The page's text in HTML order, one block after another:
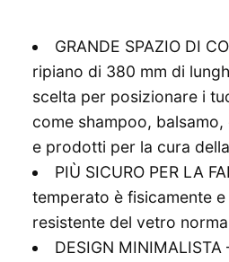
GRANDE SPAZIO DI
ripiano di 380 mm di
scelta per posizionare i
come shampoo,
e prodotti per la cura
PIÙ SICURO PER LA
temperato è fisicamente
resistente del vetro
DESIGN